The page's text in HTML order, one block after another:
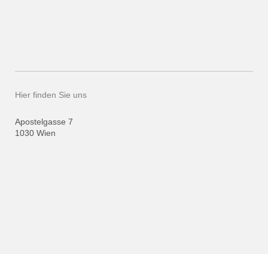
Hier finden Sie uns
Apostelgasse 7
1030 Wien